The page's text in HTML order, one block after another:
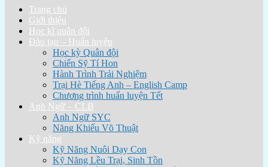
Trang chủ
Giới thiệu
Học kì quân đội
Đào tạo – Huấn luyện
Học kỳ Quân đội
Chiến Sỹ Tí Hon
Hành Trình Trải Nghiệm
Trại Hè Tiếng Anh – English Camp
Chương trình huấn luyện Tết
Anh Ngữ – CLB
Anh Ngữ SYC
Năng Khiếu Võ Thuật
Kỹ năng
Kỹ Năng Nuôi Dạy Con
Kỹ Năng Lều Trại, Sinh Tồn